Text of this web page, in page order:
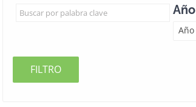
Año
Año
FILTRO